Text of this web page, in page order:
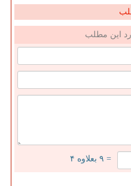
این مطلب
= ۹ بعلاوه ۴